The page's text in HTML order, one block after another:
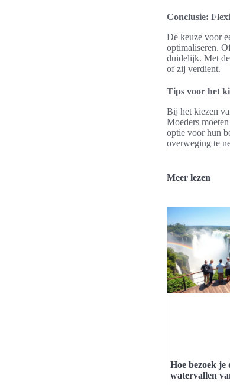
Conclusie:
De keuze voor
optimaliseren.
duidelijk. Met
of zij verdient.
Tips voor het
Bij het kiezen
Moeders
optie voor hun
overweging te
Meer lezen
Hoe bezoek je
watervallen